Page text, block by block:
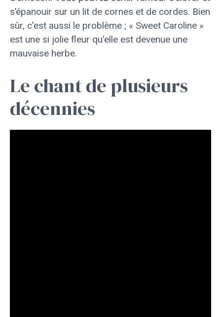
s’épanouir sur un lit de cornes et de cordes. Bien
sûr, c'est aussi le problème ; « Sweet Caroline »
est une si jolie fleur qu'elle est devenue une
mauvaise herbe.
Le chant de plusieurs
décennies